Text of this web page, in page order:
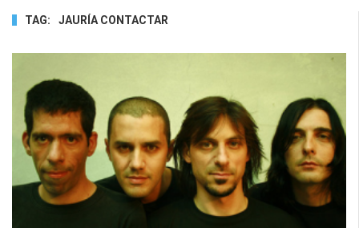
TAG: JAURÍA CONTACTAR